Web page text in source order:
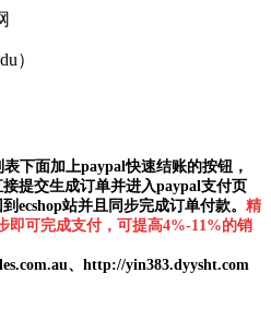
）
下面加上paypal快速结账的按钮，
提交生成订单并进入paypal支付页
ecshop站并且同步完成订单付款。 精
即可完成支付，可提高4%-11%的销
、http://yin383.dyysht.com